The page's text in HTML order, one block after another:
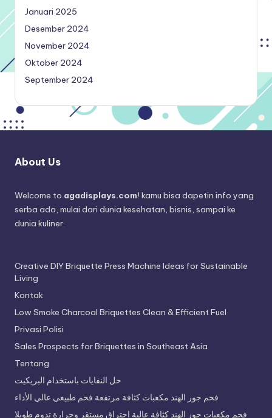
Januari 2025
Desember 2024
November 2024
Oktober 2024
September 2024
About Us
Welcome to agadisplays.com! kamu bisa dapetin info yang
serba ada, mulai dari dunia kesehatan, bisnis, sampai ke
dunia kuliner.
Creative DIY Briquette Press Machine Ideas for Sustainable
Living
Kontak
Low Smoke Charcoal Briquettes Clean & Efficient Fuel
Privasi Polisi
Sales Prospects for Briquettes in Southeast Asia
Tentang
حل النفايات باستخدام البريكيت
فحم جوز الهند مكعبات كثافة مرتفعة فحم طبيعي عالي الأداء
فحم مكعبات جوز الهند كثافة عالية احتراق مستقر وحرارة تدوم طويلا